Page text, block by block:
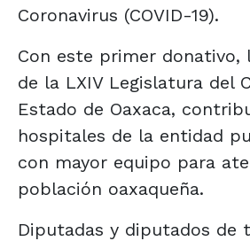
Coronavirus (COVID-19).
Con este primer donativo,
de la LXIV Legislatura del
Estado de Oaxaca,
hospitales de la entidad
con mayor equipo para
población oaxaqueña.
Diputadas y diputados de